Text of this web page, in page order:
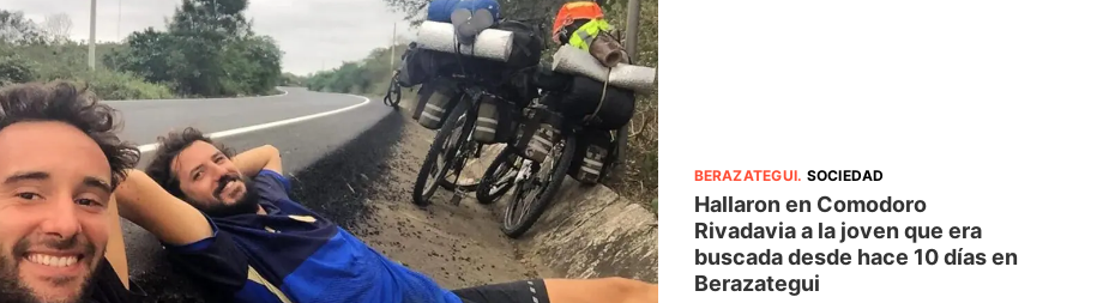
BERAZATEGUI. SOCIEDAD
Hallaron en Comodoro
Rivadavia a la joven que era
buscada desde hace 10 días en
Berazategui